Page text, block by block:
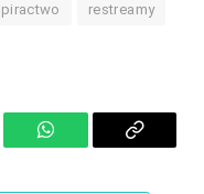
piractwo restreamy
WhatsAppCopy